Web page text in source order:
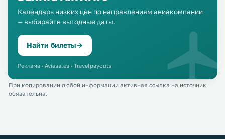
Календарь низких цен по направлениям авиакомпании
— выбирайте выгодные даты.
Найти билеты→
Реклама · Aviasales · Travelpayouts
При копировании любой информации активная ссылка на источник
обязательна.